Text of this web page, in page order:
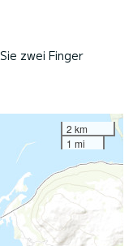
zwei Finger
2 km
1 mi